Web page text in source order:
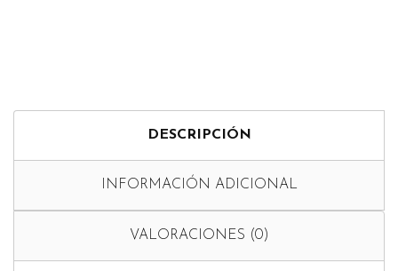
DESCRIPCIÓN
INFORMACIÓN ADICIONAL
VALORACIONES (0)